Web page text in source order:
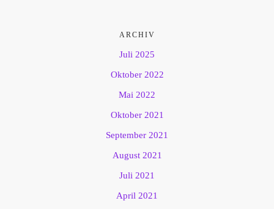
ARCHIV
Juli 2025
Oktober 2022
Mai 2022
Oktober 2021
September 2021
August 2021
Juli 2021
April 2021